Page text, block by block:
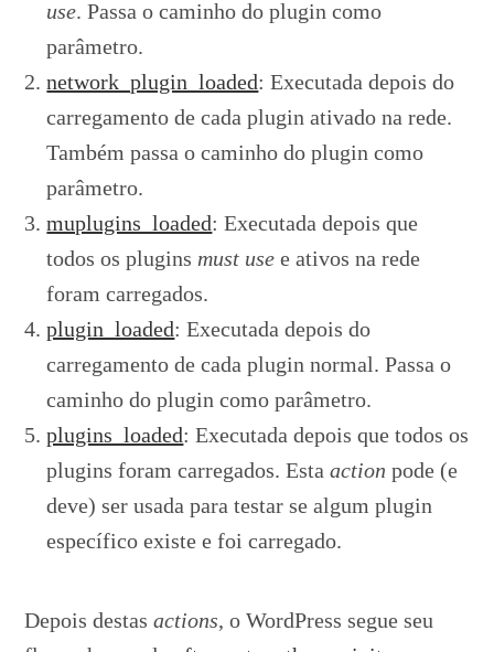
use. Passa o caminho do plugin como
parâmetro.
network_plugin_loaded: Executada depois do
carregamento de cada plugin ativado na rede.
Também passa o caminho do plugin como
parâmetro.
muplugins_loaded: Executada depois que
todos os plugins must use e ativos na rede
foram carregados.
plugin_loaded: Executada depois do
carregamento de cada plugin normal. Passa o
caminho do plugin como parâmetro.
plugins_loaded: Executada depois que todos os
plugins foram carregados. Estaaction pode (e
deve) ser usada para testar se algum plugin
específico existe e foi carregado.
Depois destasactions, o WordPress segue seu